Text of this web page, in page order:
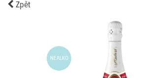
Zpět
NEALKO